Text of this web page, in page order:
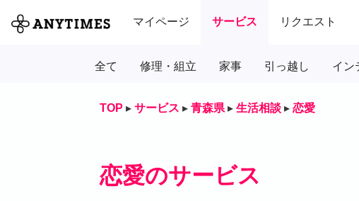
マイページ サービス リクエスト
全て 修理・組立 家事 引っ越し イン
TOP ▸ サービス ▸ 青森県 ▸ 生活相談 ▸ 恋愛
恋愛のサービス